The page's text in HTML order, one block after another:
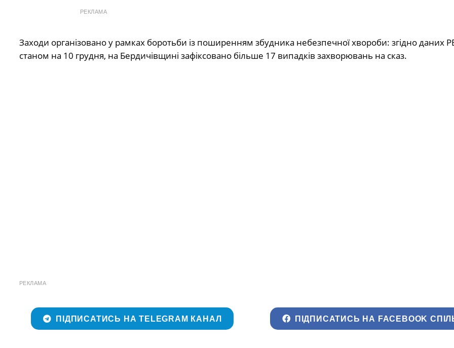
РЕКЛАМА
Заходи організовано у рамках боротьби із поширенням збудника небезпечної хвороби: згідно даних
станом на 10 грудня, на Бердичівщині зафіксовано більше 17 випадків захворювань на сказ.
РЕКЛАМА
ПІДПИСАТИСЬ НА TELEGRAM КАНАЛ ПІДПИСАТИСЬ НА FACEBOOK